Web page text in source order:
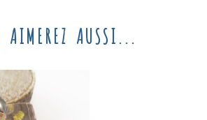
AIMEREZ AUSSI...